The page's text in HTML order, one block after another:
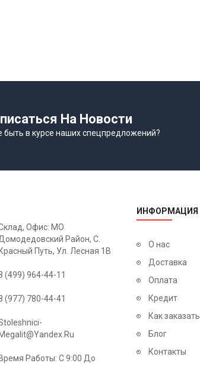
На Новости
быть в курсе наших спецпредложений?
Офис: МО
Район, С.
Красный Путь, Ул. Лесная 1В
(499) 964-44-11
(977) 780-44-41
Megalit@yandex.ru
Время Работы: С 9:00 До
ИНФОРМАЦИЯ
О нас
Доставка
Оплата
Кредит
Как заказать
Блог
Контакты